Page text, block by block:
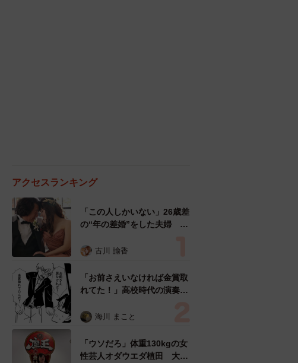
アクセスランキング
「この人しかいない」26歳差
の“年の差婚”をした夫婦 出
た？ 今の思いを聞いた
古川 諭香
「お前さえいなければ金賞取
れてた！」高校時代の演奏会
生は楽器修理職人に 10年後
ぬ申し出【漫画】
海川 まこと
「ウソだろ」体重130kgの女
性芸人オダウエダ植田 大学